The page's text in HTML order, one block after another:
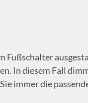
Fußschalter
In diesem Fall
immer die